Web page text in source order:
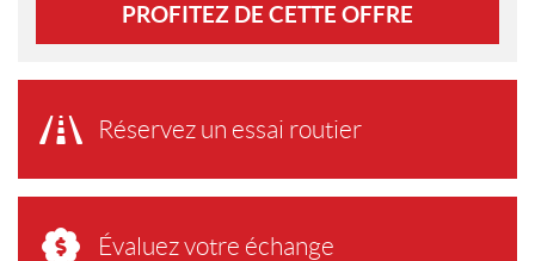
PROFITEZ DE CETTE OFFRE
Réservez un essai routier
Évaluez votre échange